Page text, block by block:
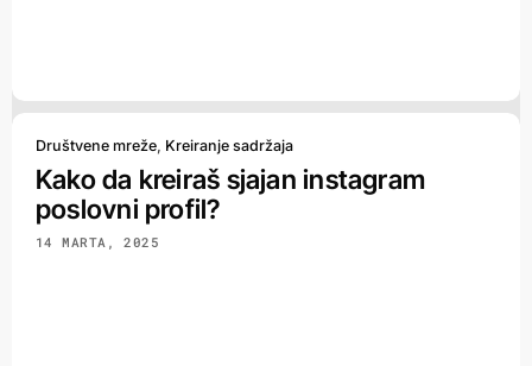
Društvene mreže Kreiranje sadržaja
Kako da kreiraš sjajan instagram
poslovni profil?
14 MARTA, 2025